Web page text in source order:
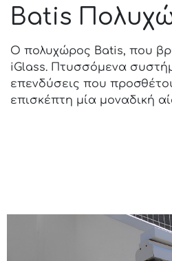
Batis
Ο πολυχώρος Batis, που
iGlass. Πτυσσόμενα
επενδύσεις που
επισκέπτη μία μοναδική